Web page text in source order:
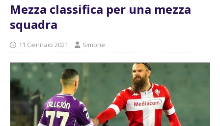
Mezza classifica per una mezza
squadra
11 Gennaio 2021 Simone